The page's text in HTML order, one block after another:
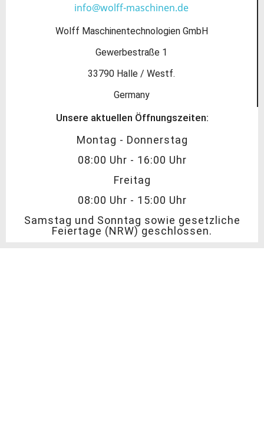
info@wolff-maschinen.de
Wolff Maschinentechnologien GmbH
Gewerbestraße 1
33790 Halle / Westf.
Germany
Unsere aktuellen Öffnungszeiten:
Montag - Donnerstag
08:00 Uhr - 16:00 Uhr
Freitag
08:00 Uhr - 15:00 Uhr
Samstag und Sonntag sowie gesetzliche
Feiertage (NRW) geschlossen.